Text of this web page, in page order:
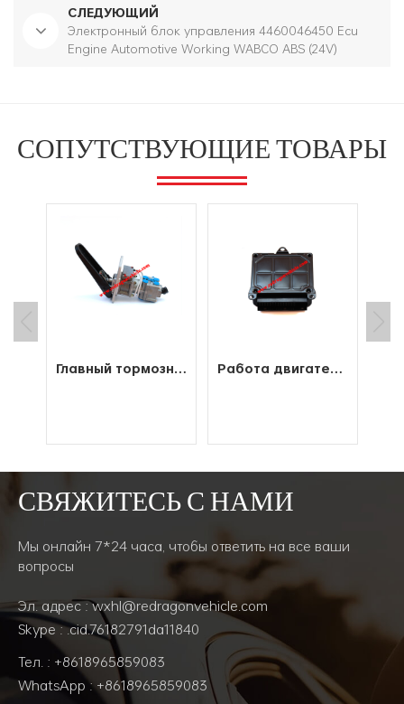
СЛЕДУЮЩИЙ
Электронный блок управления 4460046450 Ecu
Engine Automotive Working WABCO ABS (24V)
СОПУТСТВУЮЩИЕ ТОВАРЫ
Fi,
Главный тормозной цилиндр 4613180710 для WABCO
ЧИТАТЬ ДАЛЕЕ
Работа двигателя Эку электронного блока управления ВАБКО 4460043200 автомобильная
ЧИТАТЬ ДАЛЕЕ
СВЯЖИТЕСЬ С НАМИ
Мы онлайн 7*24 часа, чтобы ответить на все ваши
вопросы
Эл. адрес : wxhl@redragonvehicle.com
Skype : .cid.76182791da11840
Тел. : +8618965859083
WhatsApp : +8618965859083